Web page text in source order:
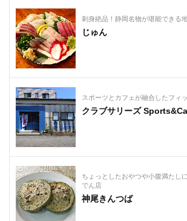
刺身絶品！静岡名物が堪能できる
じゅん
スポーツとカフェが融合したフィ
クラブサリーズ
ちょっとしたおやつや小腹満たし
でん店
神尾きんつば